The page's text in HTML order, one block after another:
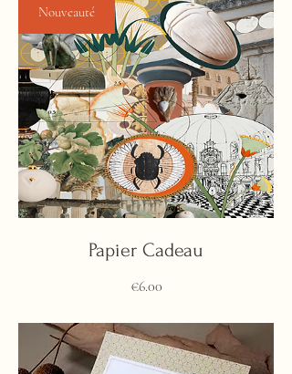
Nouveauté
Papier Cadeau
€6.00Price